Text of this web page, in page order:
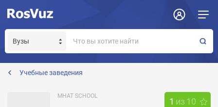
Учебные заведения
MHAT SCHOOL
1 из 10
public@mxat-school.ru